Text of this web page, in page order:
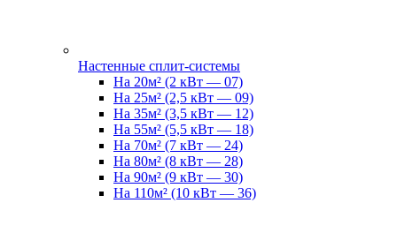
Настенные сплит-системы
На 20м² (2 кВт — 07)
На 25м² (2,5 кВт — 09)
На 35м² (3,5 кВт — 12)
На 55м² (5,5 кВт — 18)
На 70м² (7 кВт — 24)
На 80м² (8 кВт — 28)
На 90м² (9 кВт — 30)
На 110м² (10 кВт — 36)